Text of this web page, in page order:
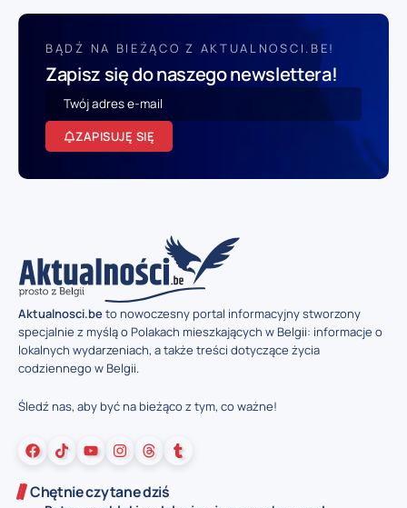
BĄDŹ NA BIEŻĄCO Z AKTUALNOSCI.BE!
Zapisz się do naszego newslettera!
ZAPISUJĘ SIĘ
Aktualnosci.beto nowoczesny portal informacyjny stworzony
specjalnie z myślą o Polakach mieszkających w Belgii: informacje o
lokalnych wydarzeniach, a także treści dotyczące życia
codziennego w Belgii.
Śledź nas, aby być na bieżąco z tym, co ważne!
Chętnie czytane dziś